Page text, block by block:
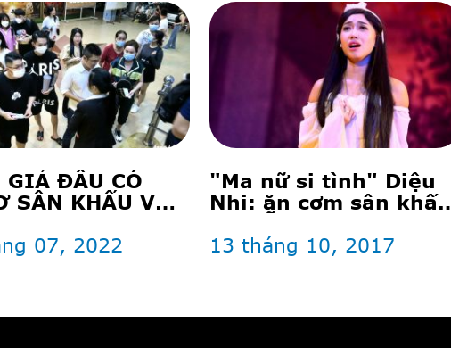
GIẢ ĐÂU CÓ
SÂN KHẤU VÀ
07, 2022
"Ma nữ si tình" Diệu
Nhi: ăn cơm sân khấu
13 tháng 10, 2017